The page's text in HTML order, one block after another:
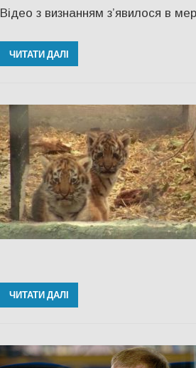
Відео з визнанням з’явилося в
ЧИТАТИ ДАЛІ
ЧИТАТИ ДАЛІ